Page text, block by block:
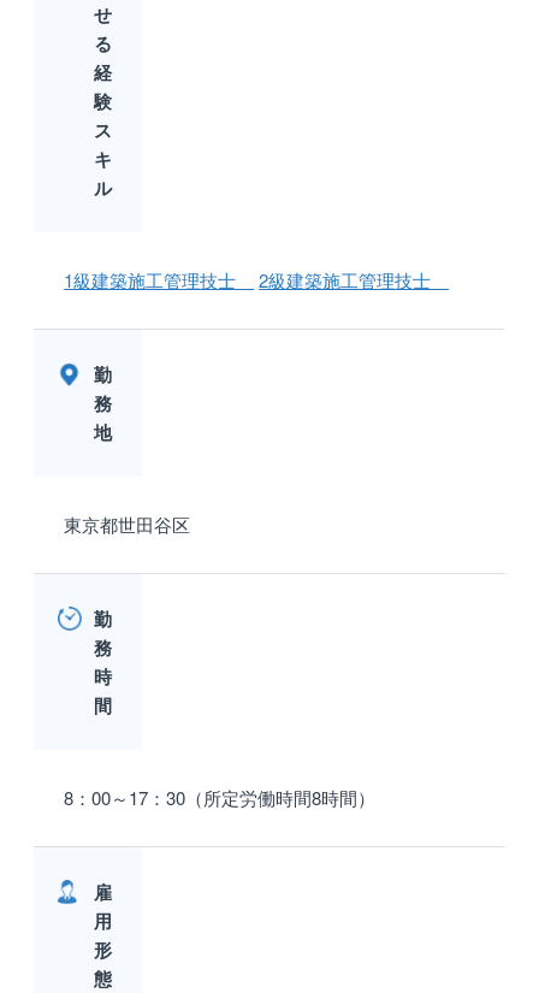
せ
る
経
験
ス
キ
ル
1級建築施工管理技士 2級建築施工管理技士
勤
務
地
東京都世田谷区
勤
務
時
間
8：00～17：30（所定労働時間8時間）
雇
用
形
態